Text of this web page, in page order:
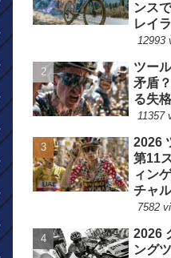
ンス
レイ
か？
12993
ツー
矛盾
る失
11357
2026
第11
ィン
チャ
7582
2026
ング